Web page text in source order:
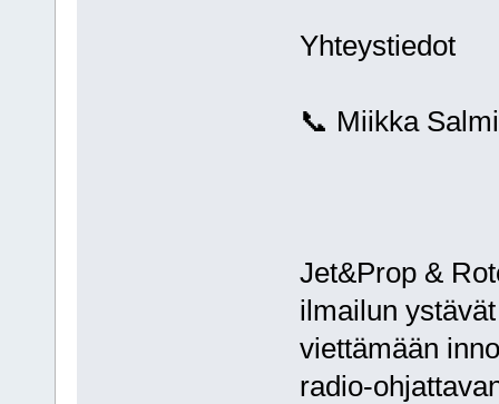
Yhteystiedot
📞 Miikka
Jet&Prop &
ilmailun
viettämään
radio-